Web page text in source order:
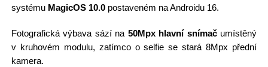
systému MagicOS 10.0postaveném na Androidu 16.
Fotografická výbava sází na 50Mpx hlavní snímačumístěný
v kruhovém modulu, zatímco o selfie se stará 8Mpx přední
kamera.